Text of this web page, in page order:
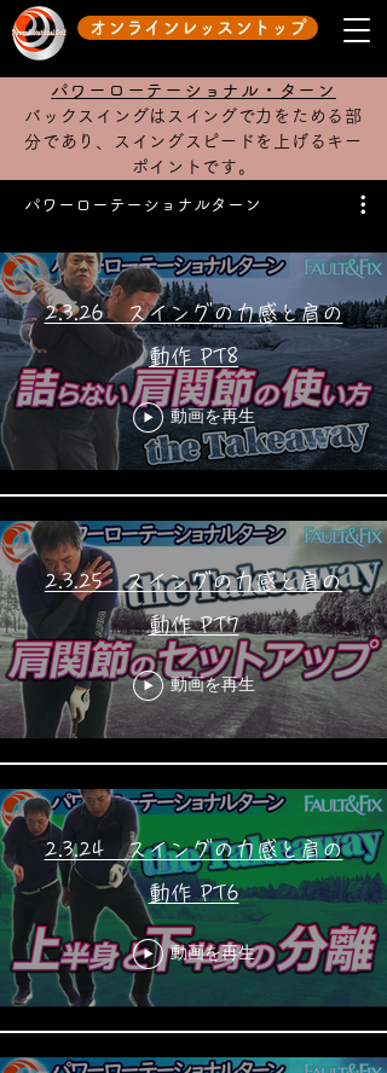
オンラインレッスントップ
​パワーローテーショナル・ターン
バックスイングはスイングで力をためる部
分であり、スイングスピードを上げるキー
ポイントです。
パワーローテーショナルターン
2.3.26 スイングの力感と肩の
動作 PT8
動画を再生
2.3.25 スイングの力感と肩の
動作 PT7
動画を再生
2.3.24 スイングの力感と肩の
動作 PT6
動画を再生